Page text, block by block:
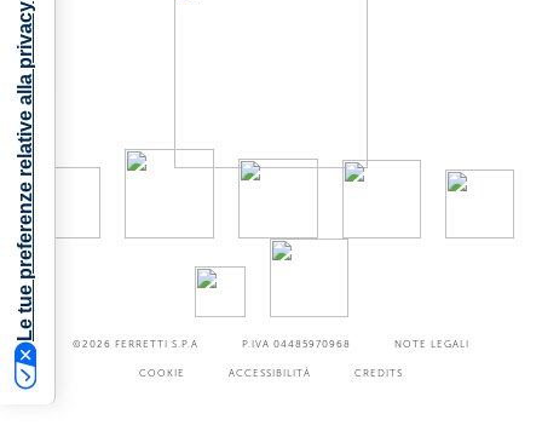
©2026 FERRETTI S.P.A P.IVA 04485970968 NOTE LEGALI
COOKIE ACCESSIBILITÀ CREDITS
Le tue preferenze relative alla privacy